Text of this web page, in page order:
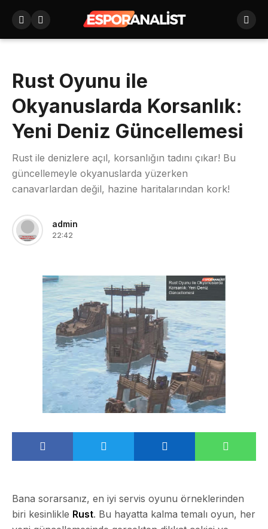
Rust Oyunu ile
Okyanuslarda Korsanlık:
Yeni Deniz Güncellemesi
Rust ile denizlere açıl, korsanlığın tadını çıkar! Bu
güncellemeyle okyanuslarda yüzerken
canavarlardan değil, hazine haritalarından kork!
admin
22:42
Bana sorarsanız, en iyi servis oyunu örneklerinden
biri kesinlikle Rust. Bu hayatta kalma temalı oyun, her